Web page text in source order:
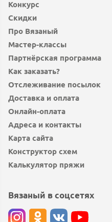
Конкурс
Скидки
Про Вязаный
Мастер-классы
Партнёрская программа
Как заказать?
Отслеживание посылок
Доставка и оплата
Онлайн-оплата
Адреса и контакты
Карта сайта
Конструктор схем
Калькулятор пряжи
Вязаный в соцсетях